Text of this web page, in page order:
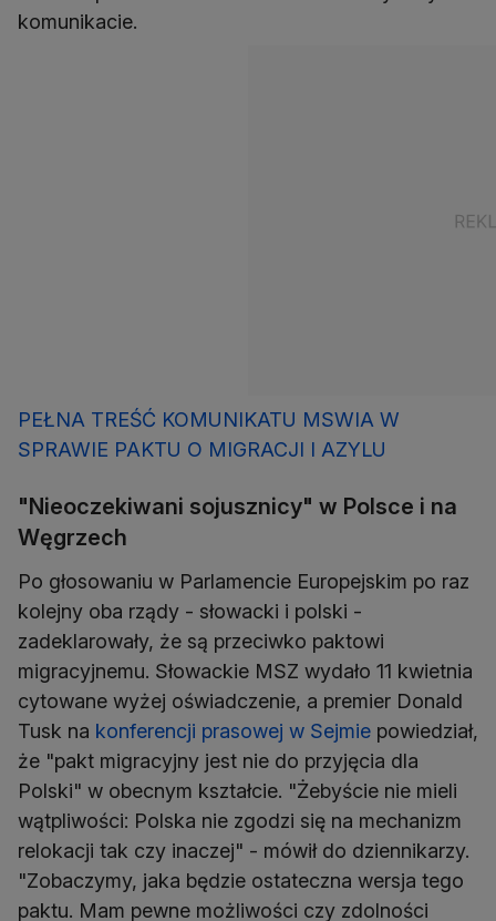
komunikacie.
PEŁNA TREŚĆ KOMUNIKATU MSWIA W
SPRAWIE PAKTU O MIGRACJI I AZYLU
"Nieoczekiwani sojusznicy" w Polsce i na
Węgrzech
Po głosowaniu w Parlamencie Europejskim po raz
kolejny oba rządy - słowacki i polski -
zadeklarowały, że są przeciwko paktowi
migracyjnemu. Słowackie MSZ wydało 11 kwietnia
cytowane wyżej oświadczenie, a premier Donald
Tusk na konferencji prasowej w Sejmie powiedział,
że "pakt migracyjny jest nie do przyjęcia dla
Polski" w obecnym kształcie. "Żebyście nie mieli
wątpliwości: Polska nie zgodzi się na mechanizm
relokacji tak czy inaczej" - mówił do dziennikarzy.
"Zobaczymy, jaka będzie ostateczna wersja tego
paktu. Mam pewne możliwości czy zdolności